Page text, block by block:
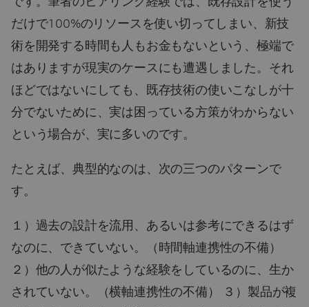
だけで100%のリソースを使い切ってしまい、新技
術を開発する時間も人もお金もないという、極端で
はありますが現実のケースにも遭遇しました。それ
ほどではないにしても、既存技術の使いこなしが十
分でないために、実は困っている方策がわからない
という場合が、実に多いのです。
たとえば、典型的なのは、次の三つのパターンで
す。
１）過去の設計を流用、あるいは参考にできるはず
なのに、できていない。（時間軸連携性の不備）
２）他の人が似たような経験をしているのに、生か
されていない。（横軸連携性の不備） ３）製品が複